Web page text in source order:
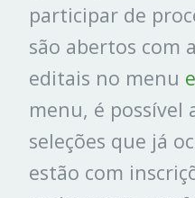
participar de
são abertos com
editais no menu
menu, é possível
seleções que já
estão com